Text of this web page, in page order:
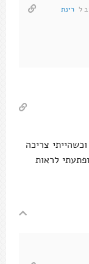
ל רינת
צריכה
לראות